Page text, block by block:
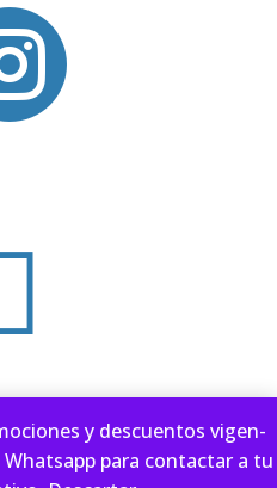
y des­cuen­tos vigen­
para con­tac­tar a tu